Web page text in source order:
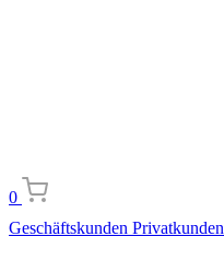
0
Geschäftskunden Privatkunden